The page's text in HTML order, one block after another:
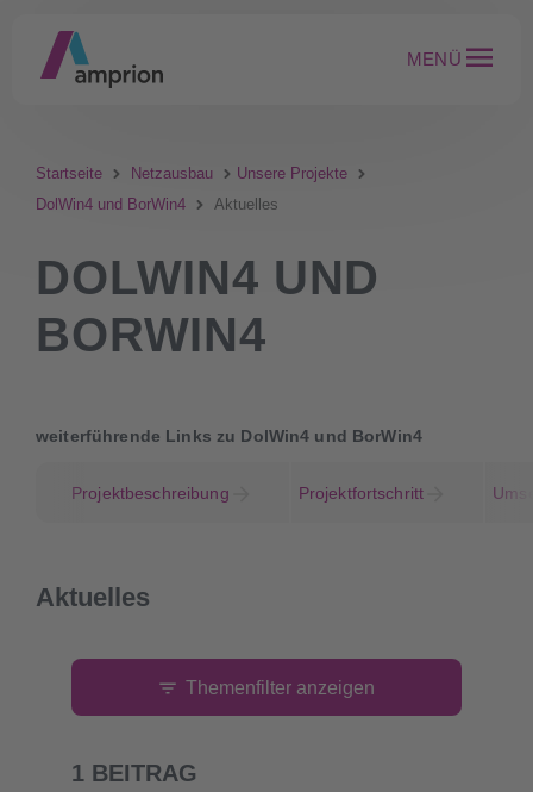
MENÜ
Startseite Netzausbau
Unsere Projekte
DolWin4 und BorWin4
Aktuelles
DOLWIN4 UND
BORWIN4
weiterführende Links zu DolWin4 und BorWin4
Projektbeschreibung Projektfortschritt
Aktuelles
Themenfilter anzeigen
1 BEITRAG